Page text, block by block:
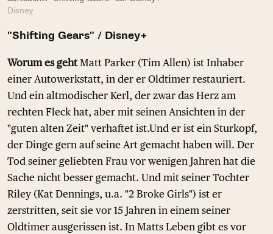
Disney
"Shifting Gears" / Disney+
Worum es gehtMatt Parker (Tim Allen) ist Inhaber
einer Autowerkstatt, in der er Oldtimer restauriert.
Und ein altmodischer Kerl, der zwar das Herz am
rechten Fleck hat, aber mit seinen Ansichten in der
"guten alten Zeit" verhaftet ist.Und er ist ein Sturkopf,
der Dinge gern auf seine Art gemacht haben will. Der
Tod seiner geliebten Frau vor wenigen Jahren hat die
Sache nicht besser gemacht. Und mit seiner Tochter
Riley (Kat Dennings, u.a. "2 Broke Girls") ist er
zerstritten, seit sie vor 15 Jahren in einem seiner
Oldtimer ausgerissen ist. In Matts Leben gibt es vor